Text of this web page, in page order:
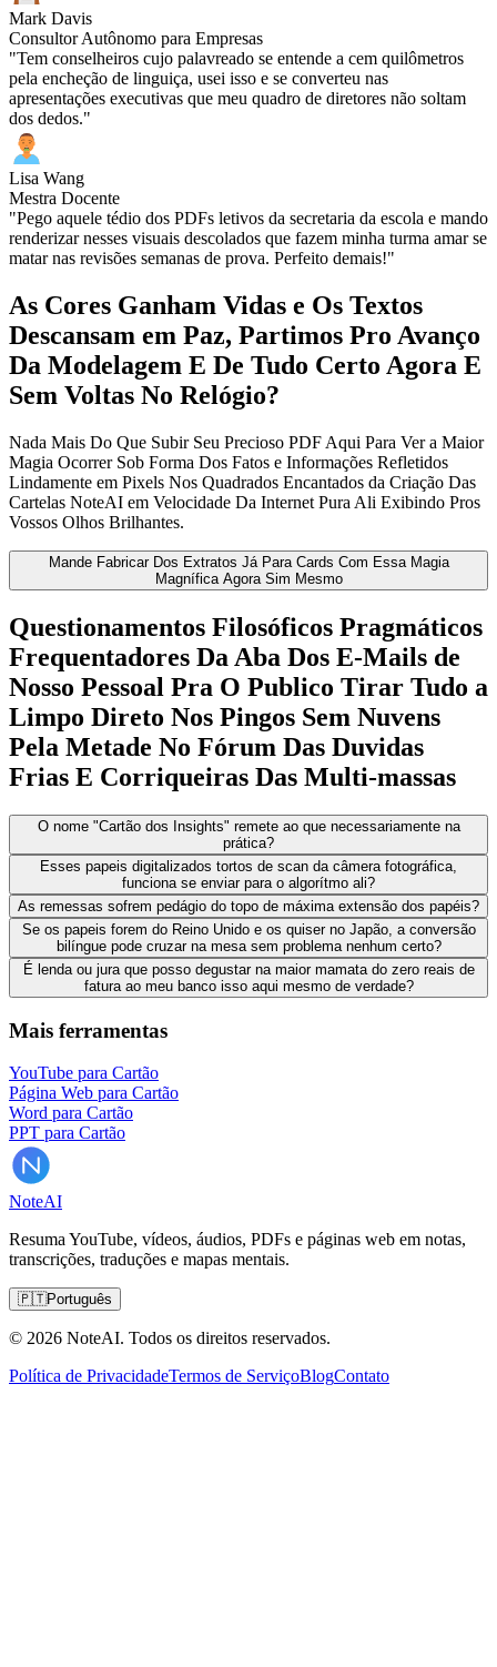
Mark Davis
Consultor Autônomo para Empresas
"Tem conselheiros cujo palavreado se entende a cem quilômetros
pela encheção de linguiça, usei isso e se converteu nas
apresentações executivas que meu quadro de diretores não soltam
dos dedos."
Lisa Wang
Mestra Docente
"Pego aquele tédio dos PDFs letivos da secretaria da escola e mando
renderizar nesses visuais descolados que fazem minha turma amar se
matar nas revisões semanas de prova. Perfeito demais!"
As Cores Ganham Vidas e Os Textos
Descansam em Paz, Partimos Pro Avanço
Da Modelagem E De Tudo Certo Agora E
Sem Voltas No Relógio?
Nada Mais Do Que Subir Seu Precioso PDF Aqui Para Ver a Maior
Magia Ocorrer Sob Forma Dos Fatos e Informações Refletidos
Lindamente em Pixels Nos Quadrados Encantados da Criação Das
Cartelas NoteAI em Velocidade Da Internet Pura Ali Exibindo Pros
Vossos Olhos Brilhantes.
Mande Fabricar Dos Extratos Já Para Cards Com Essa Magia
Magnífica Agora Sim Mesmo
Questionamentos Filosóficos Pragmáticos
Frequentadores Da Aba Dos E-Mails de
Nosso Pessoal Pra O Publico Tirar Tudo a
Limpo Direto Nos Pingos Sem Nuvens
Pela Metade No Fórum Das Duvidas
Frias E Corriqueiras Das Multi-massas
O nome "Cartão dos Insights" remete ao que necessariamente na
prática?
Esses papeis digitalizados tortos de scan da câmera fotográfica,
funciona se enviar para o algorítmo ali?
As remessas sofrem pedágio do topo de máxima extensão dos papéis?
Se os papeis forem do Reino Unido e os quiser no Japão, a conversão
bilíngue pode cruzar na mesa sem problema nenhum certo?
É lenda ou jura que posso degustar na maior mamata do zero reais de
fatura ao meu banco isso aqui mesmo de verdade?
Mais ferramentas
YouTube para Cartão
Página Web para Cartão
Word para Cartão
PPT para Cartão
NoteAI
Resuma YouTube, vídeos, áudios, PDFs e páginas web em notas,
transcrições, traduções e mapas mentais.
🇵🇹Português
© 2026 NoteAI. Todos os direitos reservados.
Política de PrivacidadeTermos de ServiçoBlogContato